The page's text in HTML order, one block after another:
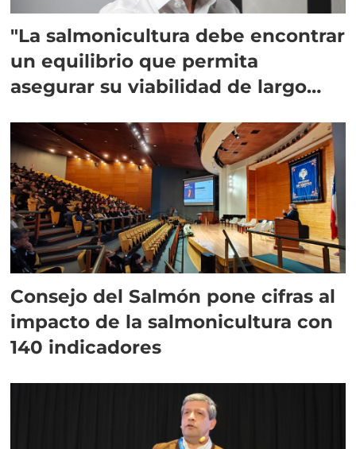
"La salmonicultura debe encontrar
un equilibrio que permita
asegurar su viabilidad de largo
Consejo del Salmón pone cifras al
impacto de la salmonicultura con
140 indicadores